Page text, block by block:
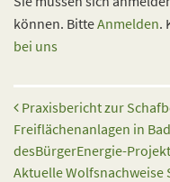
können. BitteAnmelden.
bei uns
Beitrags-
Praxisbericht zur
Freiflächenanlagen in
desBürgerEnergie-
Aktuelle Wolfsnachweise